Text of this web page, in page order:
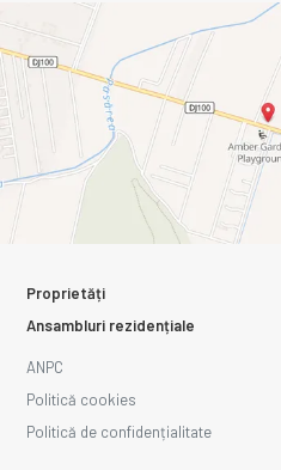
Proprietăți
Ansambluri rezidențiale
ANPC
Politică cookies
Politică de confidențialitate